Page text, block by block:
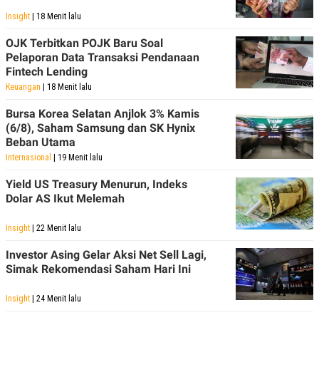
Insight | 18 Menit lalu
OJK Terbitkan POJK Baru Soal
Pelaporan Data Transaksi Pendanaan
Fintech Lending
Keuangan | 18 Menit lalu
Bursa Korea Selatan Anjlok 3% Kamis
(6/8), Saham Samsung dan SK Hynix
Beban Utama
Internasional | 19 Menit lalu
Yield US Treasury Menurun, Indeks
Dolar AS Ikut Melemah
Insight | 22 Menit lalu
Investor Asing Gelar Aksi Net Sell Lagi,
Simak Rekomendasi Saham Hari Ini
Insight | 24 Menit lalu